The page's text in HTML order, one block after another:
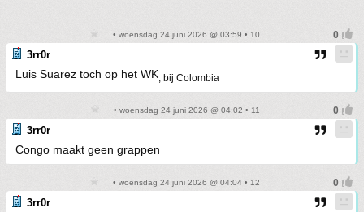
• woensdag 24 juni 2026 @ 03:59 • 10
3rr0r
Luis Suarez toch op het WK , bij Colombia
• woensdag 24 juni 2026 @ 04:02 • 11
3rr0r
Congo maakt geen grappen
• woensdag 24 juni 2026 @ 04:04 • 12
3rr0r